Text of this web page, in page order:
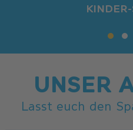
UNSER
Lasst euch den